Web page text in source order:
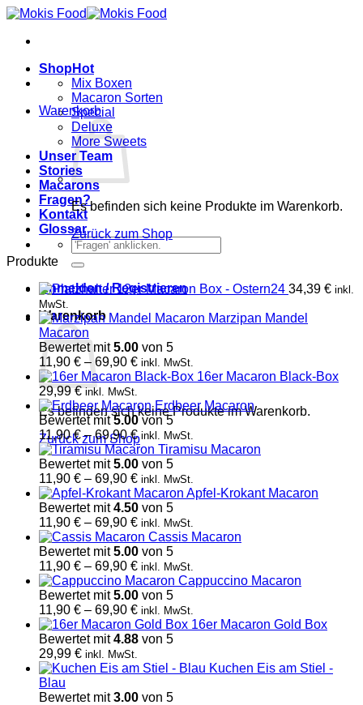
Zum
springen
Shop
Mix Boxen
Macaron Sorten
Special
Deluxe
More Sweets
Unser Team
Stories
Macarons
Fragen?
Kontakt
Glossar
Suchen
nach:
Anmelden / Registrieren
Warenkorb
Es befinden sich keine Produkte im Warenkorb.
Zurück zum Shop
Warenkorb
Es befinden sich keine Produkte im Warenkorb.
Zurück zum Shop
Produkte
12er Macaron Box - Ostern24 34,39 € inkl.
MwSt.
Marzipan Mandel
Macaron
Bewertet mit5.00 von 5
11,90 € – 69,90 €Preisspanne:
11,90 €
69,90 €
inkl. MwSt.
16er Macaron Black-Box
29,99€ inkl. MwSt.
Erdbeer Macaron
Bewertet mit5.00von 5
11,90€ –69,90€Preisspanne:
11,90 €
bis
69,90 €
inkl. MwSt.
Tiramisu Macaron
Bewertet mit5.00 von 5
11,90 € – 69,90 €Preisspanne:
11,90 €
bis
69,90 €
inkl. MwSt.
Apfel-Krokant Macaron
Bewertet mit4.50 von 5
11,90 € – 69,90 €Preisspanne:
11,90 €
bis
69,90 €
inkl. MwSt.
Cassis Macaron
Bewertet mit5.00 von 5
11,90 € – 69,90 €Preisspanne:
11,90 €
bis
69,90 €
inkl. MwSt.
Cappuccino Macaron
Bewertet mit5.00 von 5
11,90 € – 69,90 €Preisspanne:
11,90 €
bis
inkl. MwSt.
16er Macaron Gold Box
Bewertet mit4.88 von 5
29,99 € inkl. MwSt.
Kuchen Eis am Stiel -
Blau
Bewertet mit3.00 von 5